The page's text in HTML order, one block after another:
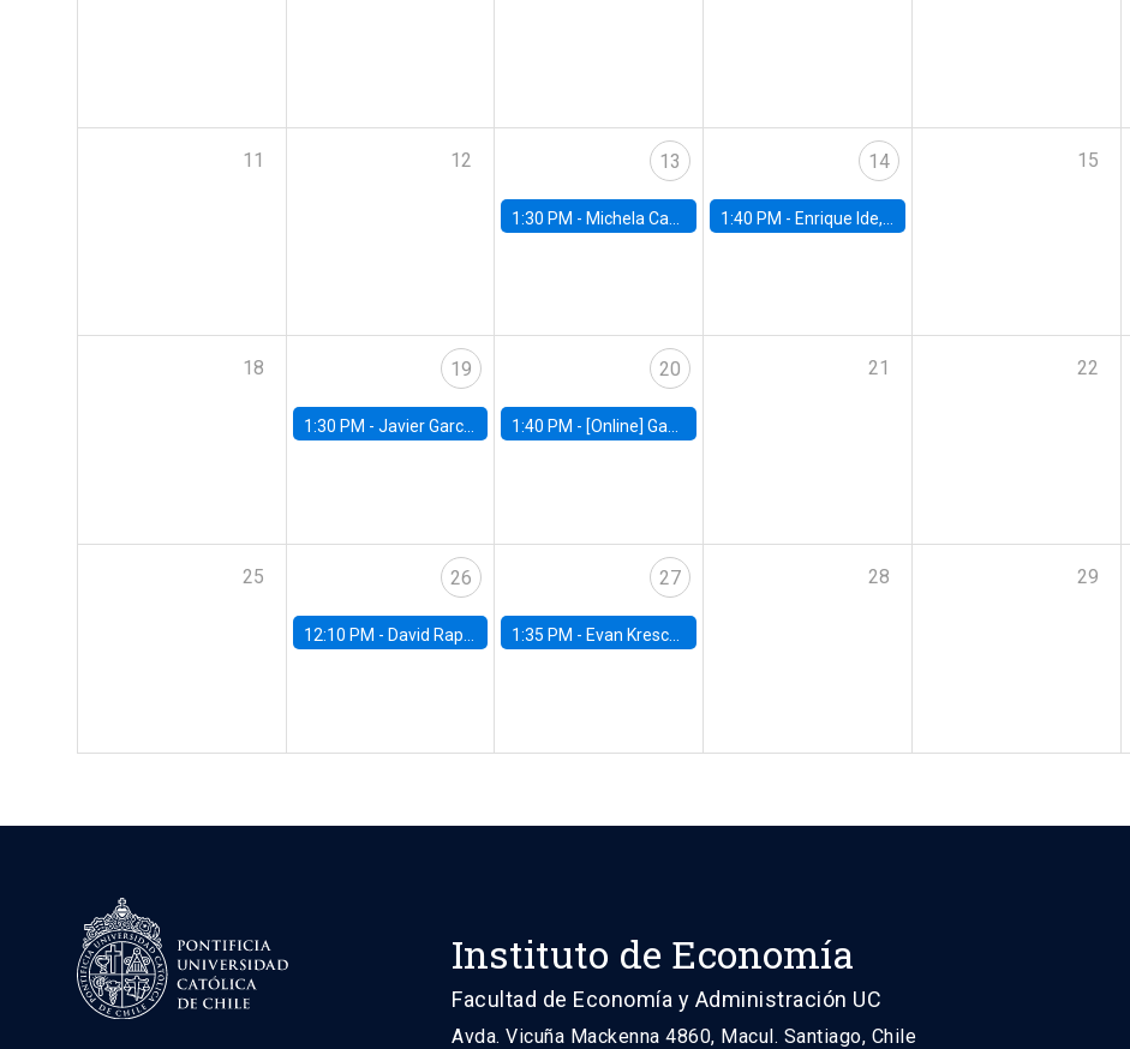
11 12 13
1:30 PM - Michela Carlana, Harvard Kennedy School
14
1:40 PM - Enrique Ide, IESE
15
18 19
1:30 PM - Javier Garcia Cicco, Universidad de San Andres
20
1:40 PM - [Online] Gabriel Englander, World Bank
21 22
25 26
12:10 PM - David Rappoport, FED Board
27
1:35 PM - Evan Kresch, Oberlin College
28 29
Instituto de Economía
Facultad de Economía y Administración UC
Avda. Vicuña Mackenna 4860, Macul. Santiago, Chile